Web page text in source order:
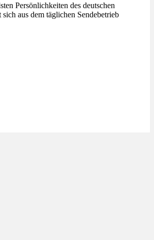
Persönlichkeiten des deutschen
aus dem täglichen Sendebetrieb